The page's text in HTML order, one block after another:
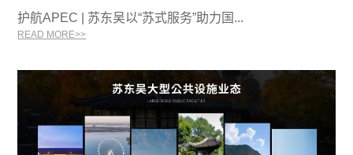
护航APEC | 苏东吴以“苏式服务”助力国...
READ MORE>>